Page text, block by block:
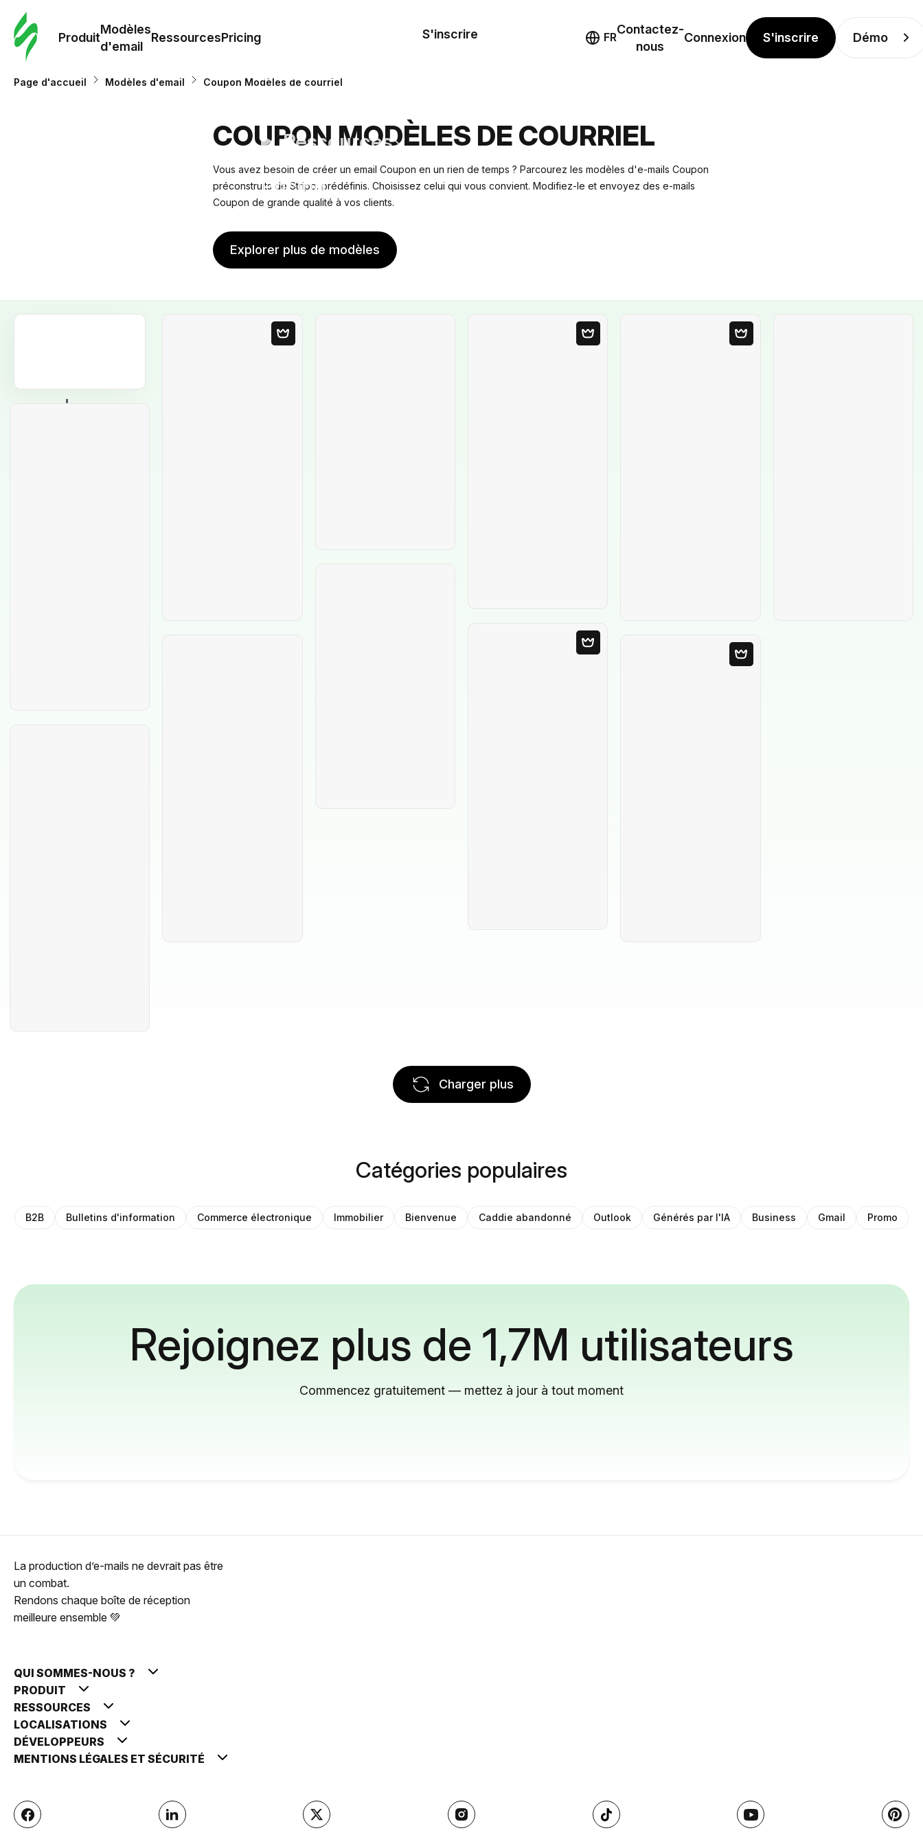
Produit
Modèles
d'email
RessourcesPricing
Modèles
Ressources
Pricing
S'inscrire FR
Contactez-
nous
Connexion S'inscrire Démo
Page d'accueil Modèles d'email Coupon Modèles de courriel
COUPON MODÈLES DE COURRIEL
Vous avez besoin de créer un email Coupon en un rien de temps ? Parcourez les modèles d'e-mails Coupon
préconstruits de Stripo. prédéfinis. Choisissez celui qui vous convient. Modifiez-le et envoyez des e-mails
Coupon de grande qualité à vos clients.
Explorer plus de modèles
Charger plus
Catégories populaires
B2B Bulletins d'information Commerce électronique Immobilier Bienvenue Caddie abandonné Outlook Générés par l'IA Business Gmail Promo
Rejoignez plus de 1,7M utilisateurs
Commencez gratuitement — mettez à jour à tout moment
La production d’e-mails ne devrait pas être
un combat.
Rendons chaque boîte de réception
meilleure ensemble 💚
QUI SOMMES-NOUS ?
PRODUIT
RESSOURCES
LOCALISATIONS
DÉVELOPPEURS
MENTIONS LÉGALES ET SÉCURITÉ